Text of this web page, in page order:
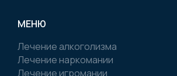
МЕНЮ
Лечение алкоголизма
Лечение наркомании
Лечение игромании